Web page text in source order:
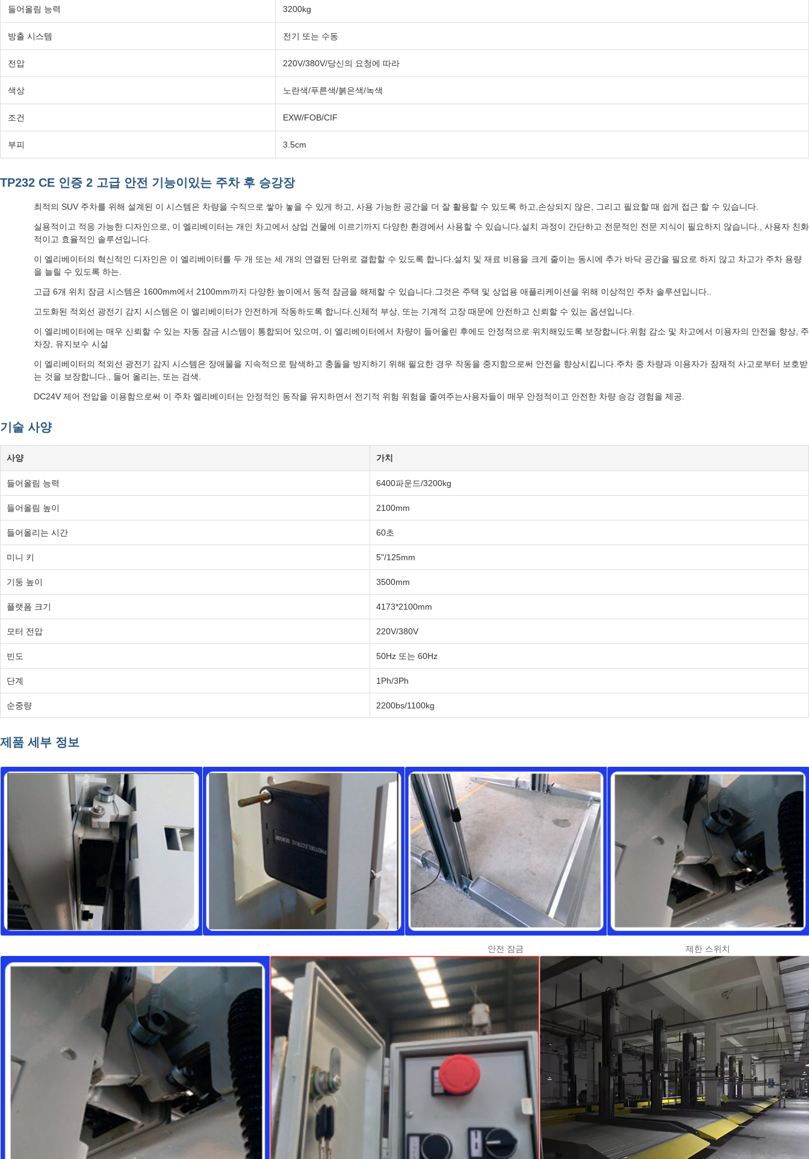
들어올림 능력 3200kg
방출 시스템 전기 또는 수동
전압 220V/380V/당신의 요청에 따라
색상 노란색/푸른색/붉은색/녹색
조건 EXW/FOB/CIF
부피 3.5cm
TP232 CE 인증 2 고급 안전 기능이있는 주차 후 승강장
최적의 SUV 주차를 위해 설계된 이 시스템은 차량을 수직으로 쌓아 놓을 수 있게 하고, 사용 가능한 공간을 더 잘 활용할 수 있도록 하고,손상되지 않은, 그리고 필요할 때 쉽게 접근 할 수 있습니다.
실용적이고 적응 가능한 디자인으로, 이 엘리베이터는 개인 차고에서 상업 건물에 이르기까지 다양한 환경에서 사용할 수 있습니다.설치 과정이 간단하고 전문적인 전문 지식이 필요하지 않습니다., 사용자 친화
적이고 효율적인 솔루션입니다.
이 엘리베이터의 혁신적인 디자인은 이 엘리베이터를 두 개 또는 세 개의 연결된 단위로 결합할 수 있도록 합니다.설치 및 재료 비용을 크게 줄이는 동시에 추가 바닥 공간을 필요로 하지 않고 차고가 주차 용량
을 늘릴 수 있도록 하는.
고급 6개 위치 잠금 시스템은 1600mm에서 2100mm까지 다양한 높이에서 동적 잠금을 해제할 수 있습니다.그것은 주택 및 상업용 애플리케이션을 위해 이상적인 주차 솔루션입니다..
고도화된 적외선 광전기 감지 시스템은 이 엘리베이터가 안전하게 작동하도록 합니다.신체적 부상, 또는 기계적 고장 때문에 안전하고 신뢰할 수 있는 옵션입니다.
이 엘리베이터에는 매우 신뢰할 수 있는 자동 잠금 시스템이 통합되어 있으며, 이 엘리베이터에서 차량이 들어올린 후에도 안정적으로 위치해있도록 보장합니다.위험 감소 및 차고에서 이용자의 안전을 향상, 주
차장, 유지보수 시설
이 엘리베이터의 적외선 광전기 감지 시스템은 장애물을 지속적으로 탐색하고 충돌을 방지하기 위해 필요한 경우 작동을 중지함으로써 안전을 향상시킵니다.주차 중 차량과 이용자가 잠재적 사고로부터 보호받
는 것을 보장합니다., 들어 올리는, 또는 검색.
DC24V 제어 전압을 이용함으로써 이 주차 엘리베이터는 안정적인 동작을 유지하면서 전기적 위험 위험을 줄여주는사용자들이 매우 안정적이고 안전한 차량 승강 경험을 제공.
기술 사양
사양 가치
들어올림 능력 6400파운드/3200kg
들어올림 높이 2100mm
들어올리는 시간 60초
미니 키 5"/125mm
기둥 높이 3500mm
플랫폼 크기 4173*2100mm
모터 전압 220V/380V
빈도 50Hz 또는 60Hz
단계 1Ph/3Ph
순중량 2200bs/1100kg
제품 세부 정보
안전 잠금 제한 스위치